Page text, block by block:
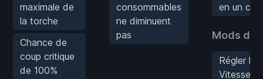
maximale de
la torche
Chance de
coup critique
de 100%
consommables
ne diminuent
pas
en un
Mods de
Régler la
Vitesse